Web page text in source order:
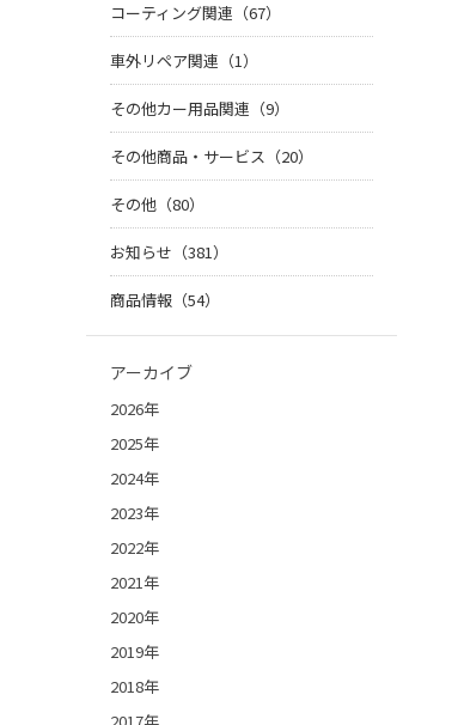
コーティング関連（67）
車外リペア関連（1）
その他カー用品関連（9）
その他商品・サービス（20）
その他（80）
お知らせ（381）
商品情報（54）
アーカイブ
2026年
2025年
2024年
2023年
2022年
2021年
2020年
2019年
2018年